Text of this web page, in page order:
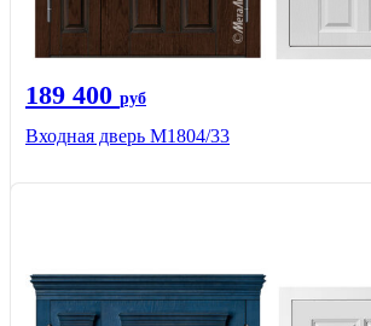
189 400 руб
Входная дверь М1804/33